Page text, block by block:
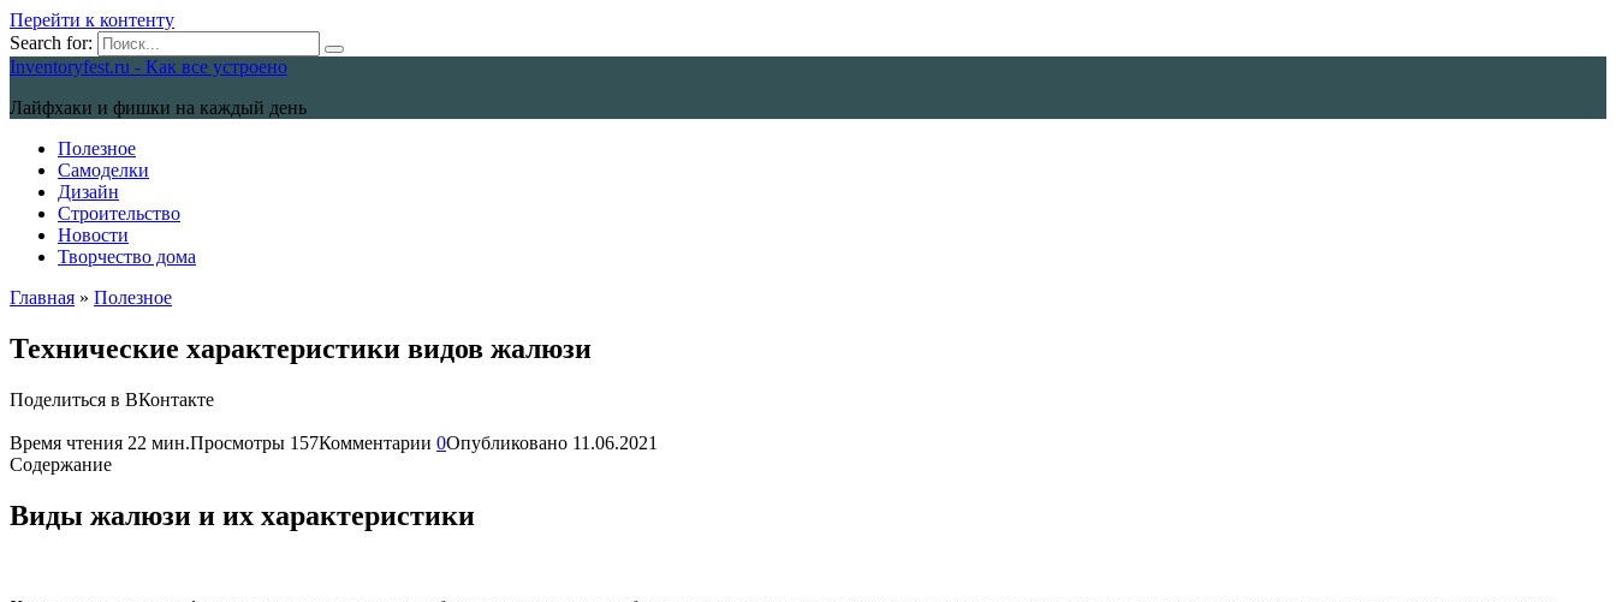
Перейти к контенту
Search for:
Inventoryfest.ru - Как все устроено
Лайфхаки и фишки на каждый день
Полезное
Самоделки
Дизайн
Строительство
Новости
Творчество дома
Главная » Полезное
Технические характеристики видов жалюзи
Поделиться в ВКонтакте
Время чтения 22 мин.Просмотры 157Комментарии 0Опубликовано 11.06.2021
Содержание
Виды жалюзи и их характеристики